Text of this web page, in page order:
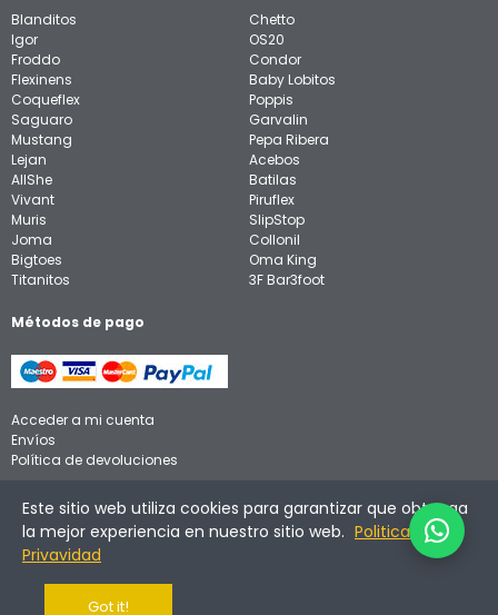
Blanditos
Igor
Froddo
Flexinens
Coqueflex
Saguaro
Mustang
Lejan
AllShe
Vivant
Muris
Joma
Bigtoes
Titanitos
Chetto
OS20
Condor
Baby Lobitos
Poppis
Garvalin
Pepa Ribera
Acebos
Batilas
Piruflex
SlipStop
Collonil
Oma King
3F Bar3foot
Métodos de pago
Acceder a mi cuenta
Envíos
Política de devoluciones
Aviso legal
Política de privacidad
Política de cookies
Este sitio web utiliza cookies para garantizar que obtenga
la mejor experiencia en nuestro sitio web. Politica de
Privavidad
Got it!